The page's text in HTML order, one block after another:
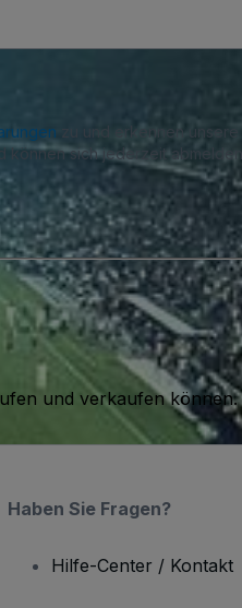
zu und erkennen unsere
können sich jederzeit abmelden.
und verkaufen können.
Haben Sie Fragen?
Hilfe-Center / Kontakt